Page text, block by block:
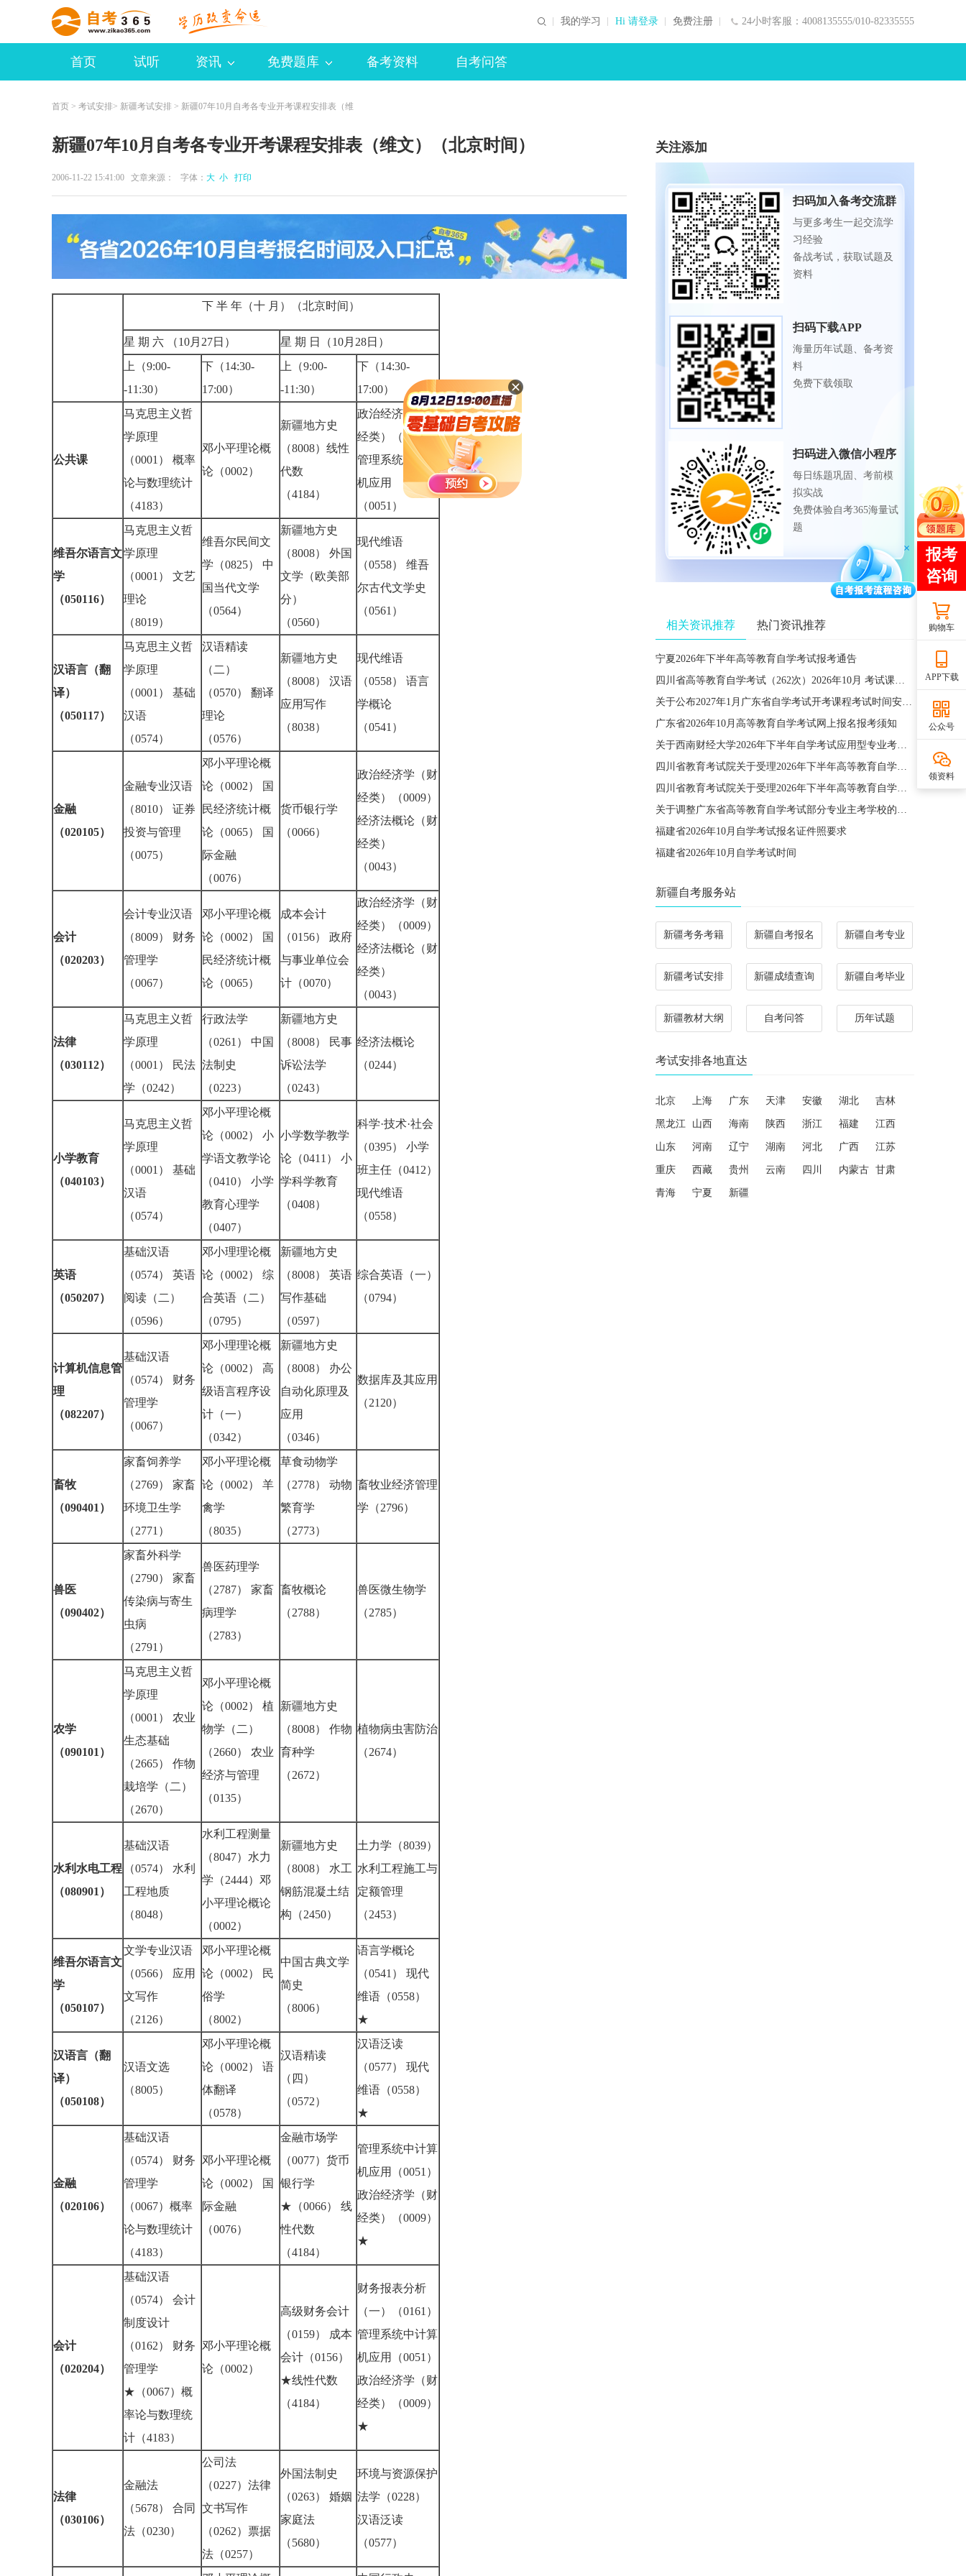
24小时客服：4008135555/010-82335555
我的学习 Hi 请登录 免费注册
首页 试听 资讯 免费题库 备考资料 自考问答
首页 > 考试安排> 新疆考试安排 > 新疆07年10月自考各专业开考课程安排表（维
新疆07年10月自考各专业开考课程安排表（维文）（北京时间）
2006-11-22 15:41:00 文章来源： 字体： 大 小 打印
下 半 年（十 月）（北京时间）
星 期 六 （10月27日）
星 期 日（10月28日）
上（9:00-
-11:30）
下（14:30-
17:00）
上（9:00-
-11:30）
下（14:30-
17:00）
公共课
马克思主义哲
学原理
（0001） 概率
论与数理统计
（4183）
邓小平理论概
论（0002）
新疆地方史
（8008）线性
代数
（4184）
政治经济学（财
经类）（0009）
管理系统中计算
机应用
（0051）
维吾尔语言文
学
（050116）
马克思主义哲
学原理
（0001） 文艺
理论
（8019）
维吾尔民间文
学（0825） 中
国当代文学
（0564）
新疆地方史
（8008） 外国
文学（欧美部
分）
（0560）
现代维语
（0558） 维吾
尔古代文学史
（0561）
汉语言（翻
译）
（050117）
马克思主义哲
学原理
（0001） 基础
汉语
（0574）
汉语精读
（二）
（0570） 翻译
理论
（0576）
新疆地方史
（8008） 汉语
应用写作
（8038）
现代维语
（0558） 语言
学概论
（0541）
金融
（020105）
金融专业汉语
（8010） 证券
投资与管理
（0075）
邓小平理论概
论（0002） 国
民经济统计概
论（0065） 国
际金融
（0076）
货币银行学
（0066）
政治经济学（财
经类）（0009）
经济法概论（财
经类）
（0043）
会计
（020203）
会计专业汉语
（8009） 财务
管理学
（0067）
邓小平理论概
论（0002） 国
民经济统计概
论（0065）
成本会计
（0156） 政府
与事业单位会
计（0070）
政治经济学（财
经类）（0009）
经济法概论（财
经类）
（0043）
法律
（030112）
马克思主义哲
学原理
（0001） 民法
学（0242）
行政法学
（0261） 中国
法制史
（0223）
新疆地方史
（8008） 民事
诉讼法学
（0243）
经济法概论
（0244）
小学教育
（040103）
马克思主义哲
学原理
（0001） 基础
汉语
（0574）
邓小平理论概
论（0002） 小
学语文教学论
（0410） 小学
教育心理学
（0407）
小学数学教学
论（0411） 小
学科学教育
（0408）
科学·技术·社会
（0395） 小学
班主任（0412）
现代维语
（0558）
英语
（050207）
基础汉语
（0574） 英语
阅读（二）
（0596）
邓小理理论概
论（0002） 综
合英语（二）
（0795）
新疆地方史
（8008） 英语
写作基础
（0597）
综合英语（一）
（0794）
计算机信息管
理
（082207）
基础汉语
（0574） 财务
管理学
（0067）
邓小理理论概
论（0002） 高
级语言程序设
计（一）
（0342）
新疆地方史
（8008） 办公
自动化原理及
应用
（0346）
数据库及其应用
（2120）
畜牧
（090401）
家畜饲养学
（2769） 家畜
环境卫生学
（2771）
邓小平理论概
论（0002） 羊
禽学
（8035）
草食动物学
（2778） 动物
繁育学
（2773）
畜牧业经济管理
学（2796）
兽医
（090402）
家畜外科学
（2790） 家畜
传染病与寄生
虫病
（2791）
兽医药理学
（2787） 家畜
病理学
（2783）
畜牧概论
（2788）
兽医微生物学
（2785）
农学
（090101）
马克思主义哲
学原理
（0001） 农业
生态基础
（2665） 作物
栽培学（二）
（2670）
邓小平理论概
论（0002） 植
物学（二）
（2660） 农业
经济与管理
（0135）
新疆地方史
（8008） 作物
育种学
（2672）
植物病虫害防治
（2674）
水利水电工程
（080901）
基础汉语
（0574） 水利
工程地质
（8048）
水利工程测量
（8047）水力
学（2444）邓
小平理论概论
（0002）
新疆地方史
（8008） 水工
钢筋混凝土结
构（2450）
土力学（8039）
水利工程施工与
定额管理
（2453）
维吾尔语言文
学
（050107）
文学专业汉语
（0566） 应用
文写作
（2126）
邓小平理论概
论（0002） 民
俗学
（8002）
中国古典文学
简史
（8006）
语言学概论
（0541） 现代
维语（0558）
★
汉语言（翻
译）
（050108）
汉语文选
（8005）
邓小平理论概
论（0002） 语
体翻译
（0578）
汉语精读
（四）
（0572）
汉语泛读
（0577） 现代
维语（0558）
★
金融
（020106）
基础汉语
（0574） 财务
管理学
（0067）概率
论与数理统计
（4183）
邓小平理论概
论（0002） 国
际金融
（0076）
金融市场学
（0077）货币
银行学
★（0066） 线
性代数
（4184）
管理系统中计算
机应用（0051）
政治经济学（财
经类）（0009）
★
会计
（020204）
基础汉语
（0574） 会计
制度设计
（0162） 财务
管理学
★（0067）概
率论与数理统
计（4183）
邓小平理论概
论（0002）
高级财务会计
（0159） 成本
会计（0156）
★线性代数
（4184）
财务报表分析
（一）（0161）
管理系统中计算
机应用（0051）
政治经济学（财
经类）（0009）
★
法律
（030106）
金融法
（5678） 合同
法（0230）
公司法
（0227）法律
文书写作
（0262）票据
法（0257）
外国法制史
（0263） 婚姻
家庭法
（5680）
环境与资源保护
法学（0228）
汉语泛读
（0577）
关注添加
扫码加入备考交流群
与更多考生一起交流学
习经验
备战考试，获取试题及
资料
扫码下载APP
海量历年试题、备考资
料
免费下载领取
扫码进入微信小程序
每日练题巩固、考前模
拟实战
免费体验自考365海量试
题
相关资讯推荐 热门资讯推荐
宁夏2026年下半年高等教育自学考试报考通告
四川省高等教育自学考试（262次）2026年10月 考试课程简表
关于公布2027年1月广东省自学考试开考课程考试时间安排和使用教材的通知
广东省2026年10月高等教育自学考试网上报名报考须知
关于西南财经大学2026年下半年自学考试应用型专业考籍更改办理的通知
四川省教育考试院关于受理2026年下半年高等教育自学考试省际转考申请的通告
四川省教育考试院关于受理2026年下半年高等教育自学考试考籍更改申请的通告
关于调整广东省高等教育自学考试部分专业主考学校的通知
福建省2026年10月自学考试报名证件照要求
福建省2026年10月自学考试时间
新疆自考服务站
新疆考务考籍 新疆自考报名 新疆自考专业
新疆考试安排 新疆成绩查询 新疆自考毕业
新疆教材大纲 自考问答 历年试题
考试安排各地直达
北京 上海 广东 天津 安徽 湖北 吉林
黑龙江 山西 海南 陕西 浙江 福建 江西
山东 河南 辽宁 湖南 河北 广西 江苏
重庆 西藏 贵州 云南 四川 内蒙古 甘肃
青海 宁夏 新疆
购物车
APP下载
公众号
领资料